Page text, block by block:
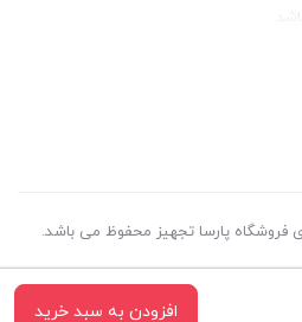
افزودن به سبد خرید
پارسا تجهیز محفوظ می باشد.